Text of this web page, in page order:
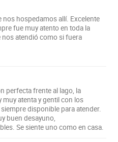
hospedamos allí. Excelente
fue muy atento en toda la
nos atendió como si fuera
perfecta frente al lago, la
atenta y gentil con los
disponible para atender.
buen desayuno,
Se siente uno como en casa.